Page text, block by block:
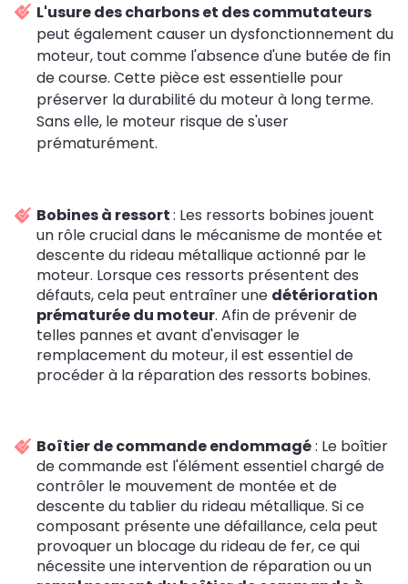
L'usure des charbons et des commutateurs
peut également causer un dysfonctionnement du
moteur, tout comme l'absence d'une butée de fin
de course. Cette pièce est essentielle pour
préserver la durabilité du moteur à long terme.
Sans elle, le moteur risque de s'user
prématurément.
Bobines à ressort: Les ressorts bobines jouent
un rôle crucial dans le mécanisme de montée et
descente du rideau métallique actionné par le
moteur. Lorsque ces ressorts présentent des
défauts, cela peut entraîner une détérioration
prématurée du moteur. Afin de prévenir de
telles pannes et avant d'envisager le
remplacement du moteur, il est essentiel de
procéder à la réparation des ressorts bobines.
Boîtier de commande endommagé: Le boîtier
de commande est l'élément essentiel chargé de
contrôler le mouvement de montée et de
descente du tablier du rideau métallique. Si ce
composant présente une défaillance, cela peut
provoquer un blocage du rideau de fer, ce qui
nécessite une intervention de réparation ou un